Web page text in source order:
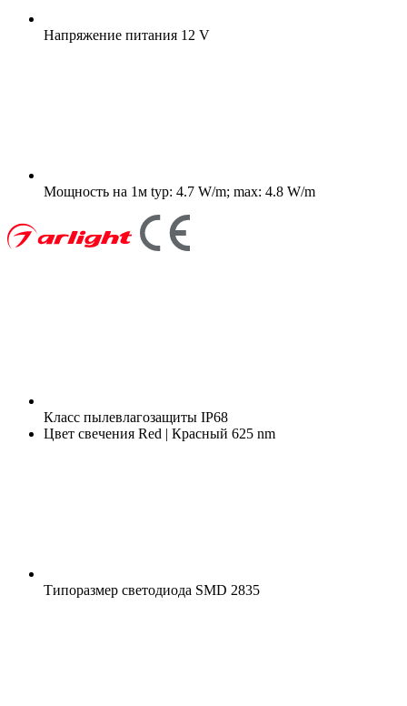
Напряжение питания 12 V
Мощность на 1м typ: 4.7 W/m; max: 4.8 W/m
Класс пылевлагозащиты IP68
Цвет свечения Red | Красный 625 nm
Типоразмер светодиода SMD 2835